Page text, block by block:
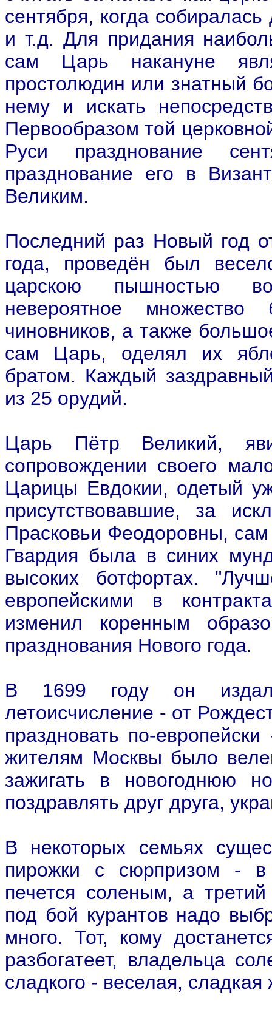
сентября, когда
и т.д. Для придания
сам Царь накануне
простолюдин или знатный
нему и искать
Первообразом той
Руси празднование
празднование его в
Великим.
Последний раз Новый год
года, проведён был
царскою пышностью
невероятное
чиновников, а также
сам Царь, оделял их
братом. Каждый
из 25 орудий.
Царь Пётр Великий,
сопровождении своего
Царицы Евдокии, одетый
присутствовавшие, за
Прасковьи Феодоровны,
Гвардия была в синих
высоких ботфортах.
европейскими в
изменил коренным
празднования Нового года.
В 1699 году он
летоисчисление - от
праздновать по-
жителям Москвы было
зажигать в новогоднюю
поздравлять друг друга,
В некоторых семьях
пирожки с сюрпризом - в
печется соленым, а
под бой курантов надо
много. Тот, кому
разбогатеет, владельца
сладкого - веселая, сладкая